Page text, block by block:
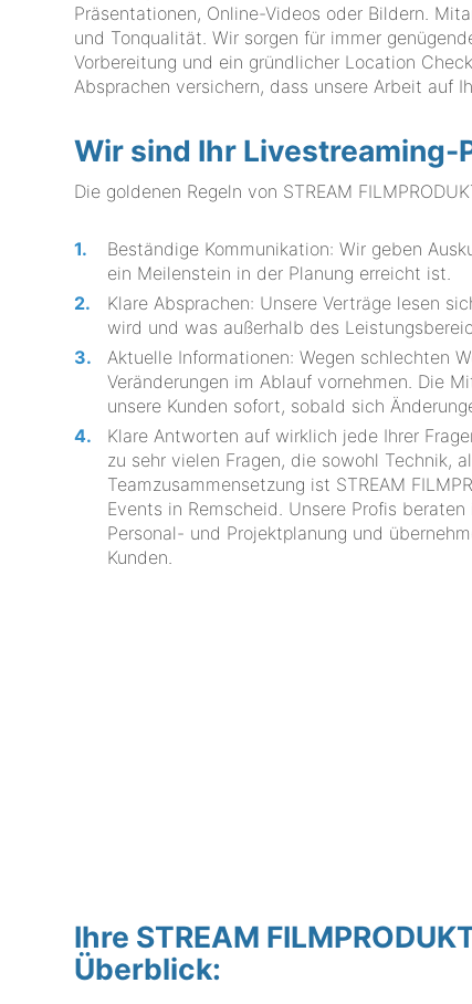
Präsentationen, Online-Videos oder Bildern.
und Tonqualität. Wir sorgen für immer
Vorbereitung und ein gründlicher Location
Absprachen versichern, dass unsere Arbeit auf
Wir sind Ihr Livestreaming-
Die goldenen Regeln von STREAM
Beständige Kommunikation: Wir geben
ein Meilenstein in der Planung erreicht ist.
Klare Absprachen: Unsere Verträge lesen
wird und was außerhalb des
Aktuelle Informationen: Wegen schlechten
Veränderungen im Ablauf vornehmen. Die
unsere Kunden sofort, sobald sich
Klare Antworten auf wirklich jede Ihrer
zu sehr vielen Fragen, die sowohl Technik,
Teamzusammensetzung ist STREAM
Events in Remscheid. Unsere Profis
Personal- und Projektplanung und
Kunden.
Ihre STREAM
Überblick: